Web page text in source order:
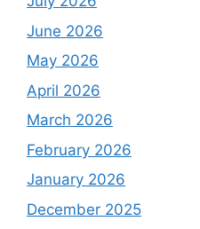
June 2026
May 2026
April 2026
March 2026
February 2026
January 2026
December 2025